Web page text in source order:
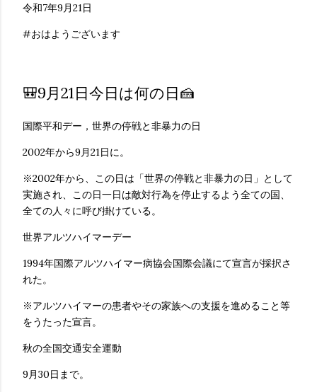
令和7年9月21日
#おはようございます
🎒9月21日今日は何の日🍰
国際平和デー，世界の停戦と非暴力の日
2002年から9月21日に。
※2002年から、この日は「世界の停戦と非暴力の日」として
実施され、この日一日は敵対行為を停止するよう全ての国、
全ての人々に呼び掛けている。
世界アルツハイマーデー
1994年国際アルツハイマー病協会国際会議にて宣言が採択さ
れた。
※アルツハイマーの患者やその家族への支援を進めること等
をうたった宣言。
秋の全国交通安全運動
9月30日まで。